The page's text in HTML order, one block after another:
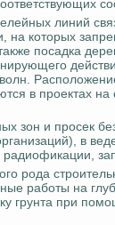
линий
на которых
посадка
в проектах на
зон и просек
в
радиофикации,
рода
работы на
грунта при